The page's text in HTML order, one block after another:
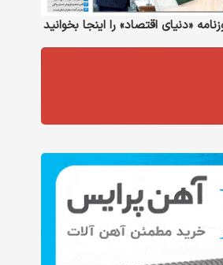
«دنیای‌ اقتصاد» را اینجا بخوانید